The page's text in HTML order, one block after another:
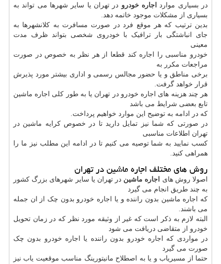
در بسیاری موارد اجاره خودرو در تهران یا سایر شهرها می تواند به
بسیاری از مشکلات موجود خاتمه دهد.
بدین ترتیب که هر موقع فرد در صورت مسافرت به کلانشهرها به
جای انباشتگی بار ترافیک با خودروی شخصی بتواند ظرف مدت
معینی
خودرو مناسبی را اجاره کند قطعا از هر نظر به خصوص در صورت
مراجعات مکرر به
برخی مناطق و یا حضور مجالس رسمی و اداری بیشتر مورد پذیرش
قرار خواهد گرفت.
هر چند هزینه های اجاره خودرو در تهران یا به طور کلی اجاره ماشین
تابع بعضی شرایط می باشد
که در ادامه به توضیح این موارد خواهیم پرداخت.
در صورتی که شما نیز تمایل دارید تا در خصوص کرایه ماشین در
تهران اطلاعات مناسبی
کسب نمایید به شما توصیه می کنیم تا در ادامه این مطلب نیز ما را
همراهی کنید.
روش های مختلف اجاره ماشین در تهران
اصولا روش های اجاره ماشین در تهران یا سایر شهرهای بزرگ کشور
به چند طریق انجام می گیرد
که اجاره ماشین بدون راننده و یا اجاره خودرو بدون چک از ان جمله
می باشند.
البته لازم به ذکر است که غیر از وثیقه مورد نظر که در زمان تحویل
خودرو از متقاضی دریافت می شود
در مواردی که اجاره خودرو بدون راننده یا اجاره خودرو بدون چک
صورت می گیرد
حتما از مسیریاب و یا به اصطلاح مانیتورینگ مناسب موقعیت یاب نیز